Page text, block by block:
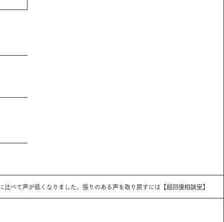
比べて声が低くなりました。張りのある声を取り戻すには【超回復相談室】